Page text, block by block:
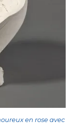
en rose avec